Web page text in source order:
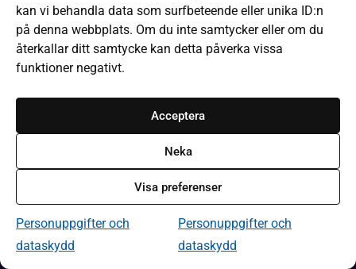
kan vi behandla data som surfbeteende eller unika ID:n
på denna webbplats. Om du inte samtycker eller om du
återkallar ditt samtycke kan detta påverka vissa
funktioner negativt.
Acceptera
Neka
Visa preferenser
Personuppgifter och
dataskydd
Personuppgifter och
dataskydd
Frågor och svar
Låneregler
Kontakta webbredaktionen
Om Bibliotek i Västmanland
Tillgänglighet på webbplatsen
Personuppgifter och dataskydd